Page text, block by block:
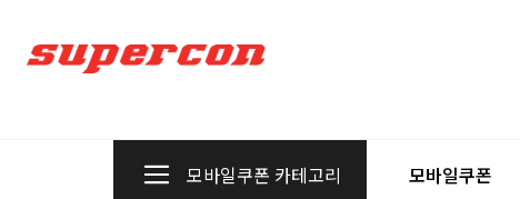
모바일쿠폰 카테고리 모바일쿠폰